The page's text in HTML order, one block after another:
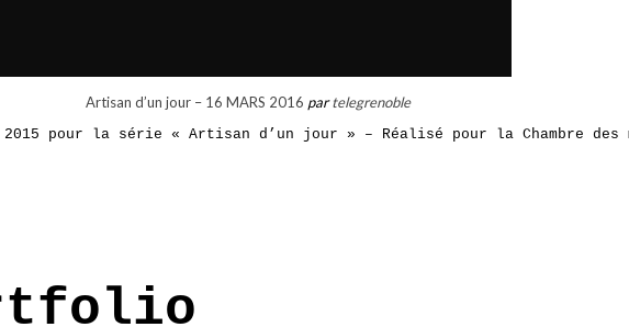
Artisan d’un jour – 16 MARS 2016 partelegrenoble
2015 pour la série « Artisan d’un jour » – Réalisé pour la Chambre